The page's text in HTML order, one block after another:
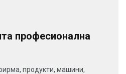
професионална
продукти, машини,